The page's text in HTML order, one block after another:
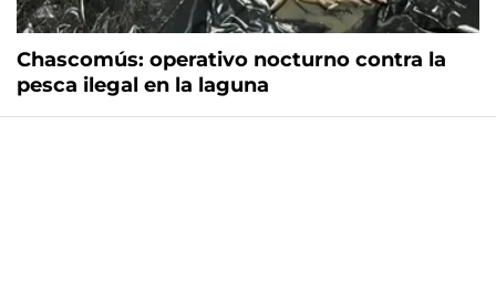
Chascomús: operativo nocturno contra la
pesca ilegal en la laguna